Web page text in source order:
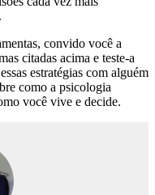
convido você a
citadas acima e teste-a
estratégias com alguém
como a psicologia
você vive e decide.